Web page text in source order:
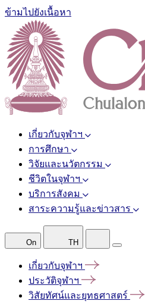
ข้ามไปยังเนื้อหา
เกี่ยวกับจุฬาฯ
การศึกษา
วิจัยและนวัตกรรม
ชีวิตในจุฬาฯ
บริการสังคม
สาระความรู้และข่าวสาร
On TH
เกี่ยวกับจุฬาฯ
ประวัติจุฬาฯ
วิสัยทัศน์และยุทธศาสตร์